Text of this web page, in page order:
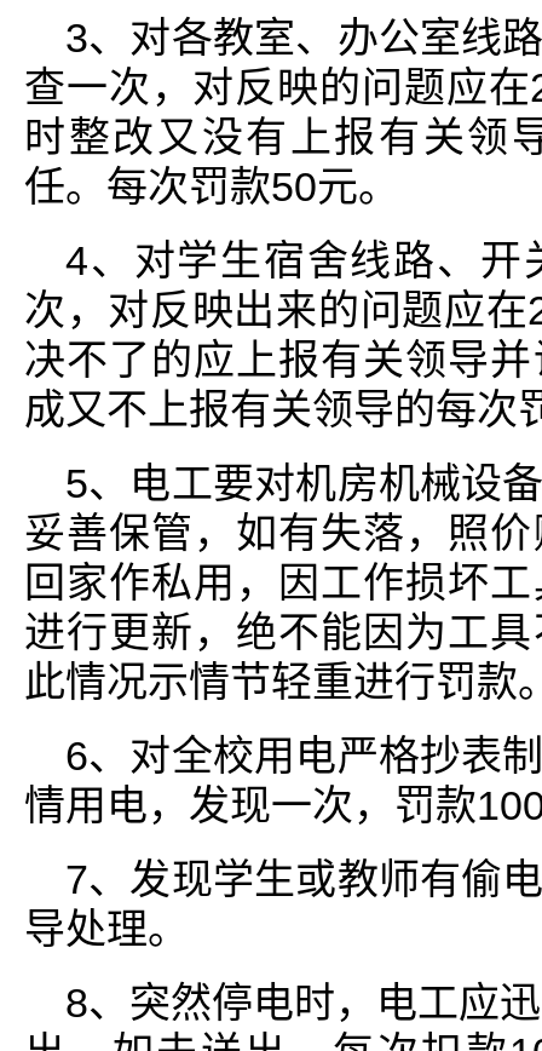
3、对各教室、办公室线
查一次，对反映的问题应
时整改又没有上报有关领
任。每次罚款50元。
4、对学生宿舍线路、开
次，对反映出来的问题应
决不了的应上报有关领导
成又不上报有关领导的每次
5、电工要对机房机械设
妥善保管，如有失落，照
回家作私用，因工作损坏
进行更新，绝不能因为工
此情况示情节轻重进行罚款
6、对全校用电严格抄表
情用电，发现一次，罚款
7、发现学生或教师有偷
导处理。
8、突然停电时，电工应